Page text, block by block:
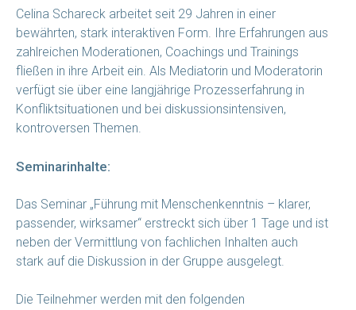
Celina Schareck arbeitet seit 29 Jahren in einer
bewährten, stark interaktiven Form. Ihre Erfahrungen aus
zahlreichen Moderationen, Coachings und Trainings
fließen in ihre Arbeit ein. Als Mediatorin und Moderatorin
verfügt sie über eine langjährige Prozesserfahrung in
Konfliktsituationen und bei diskussionsintensiven,
kontroversen Themen.
Seminarinhalte:
Das Seminar „Führung mit Menschenkenntnis – klarer,
passender, wirksamer“ erstreckt sich über 1 Tage und ist
neben der Vermittlung von fachlichen Inhalten auch
stark auf die Diskussion in der Gruppe ausgelegt.
Die Teilnehmer werden mit den folgenden